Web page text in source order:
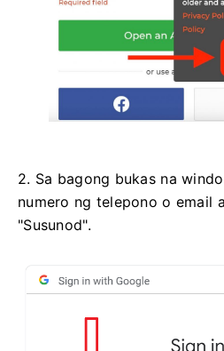
2. Sa bagong bukas na
numero ng telepono o email
"Susunod".